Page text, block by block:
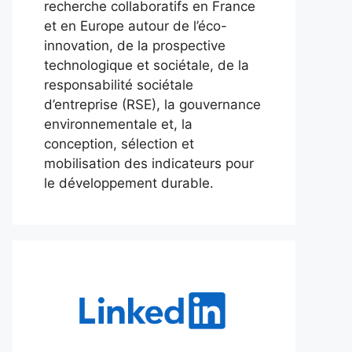
recherche collaboratifs en France
et en Europe autour de l’éco-
innovation, de la prospective
technologique et sociétale, de la
responsabilité sociétale
d’entreprise (RSE), la gouvernance
environnementale et, la
conception, sélection et
mobilisation des indicateurs pour
le développement durable.